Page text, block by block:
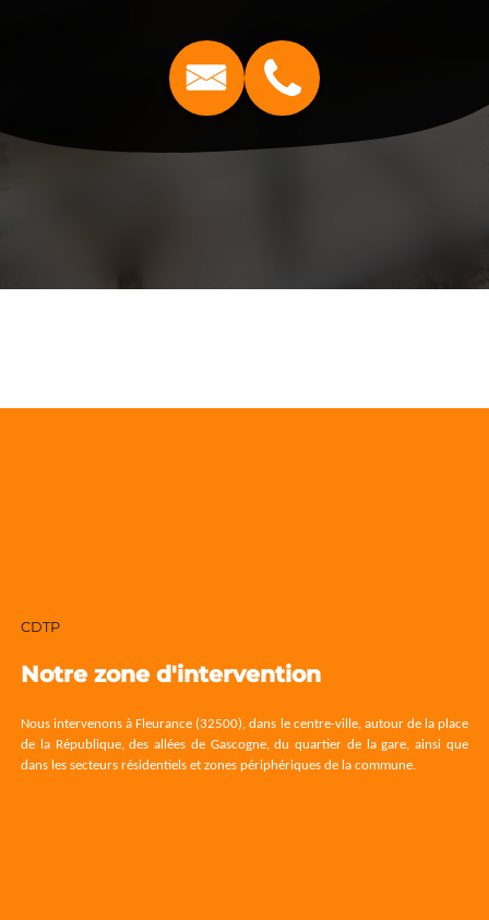
CDTP
Notre zone d'intervention
Nous intervenons à Fleurance (32500), dans le centre-ville, autour de la place
de la République, des allées de Gascogne, du quartier de la gare, ainsi que
dans les secteurs résidentiels et zones périphériques de la commune.